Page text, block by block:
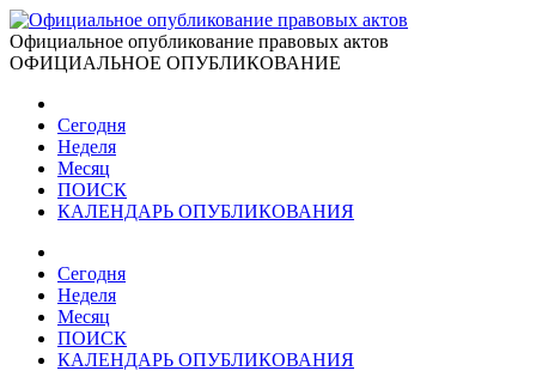
Официальное опубликование правовых актов
ОФИЦИАЛЬНОЕ ОПУБЛИКОВАНИЕ
Сегодня
Неделя
Месяц
ПОИСК
КАЛЕНДАРЬ ОПУБЛИКОВАНИЯ
Сегодня
Неделя
Месяц
ПОИСК
КАЛЕНДАРЬ ОПУБЛИКОВАНИЯ